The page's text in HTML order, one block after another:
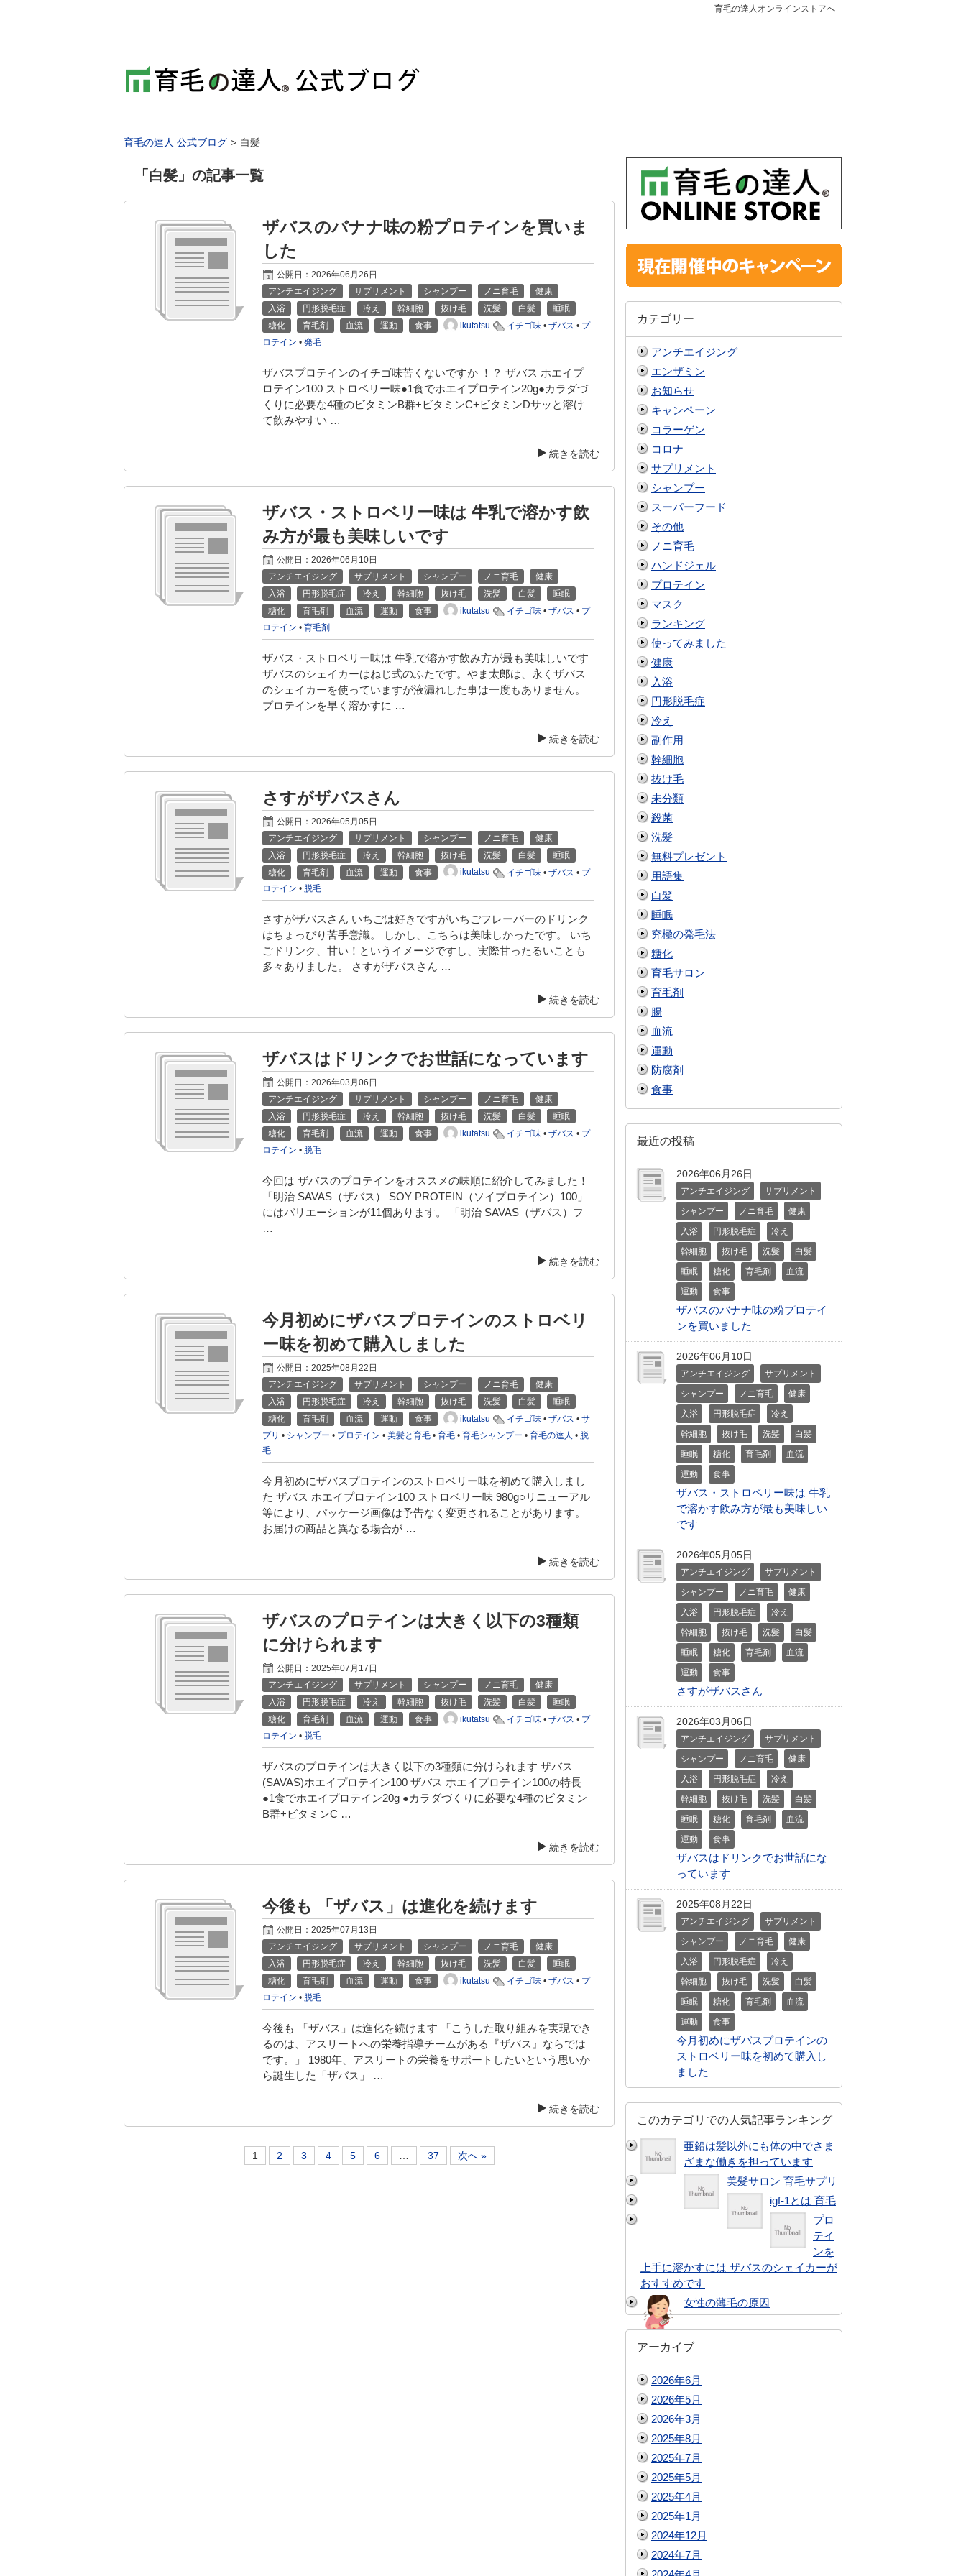
育毛の達人オンラインストアへ
育毛の達人 公式ブログ 白髪
「 白髪 」の記事一覧
ザバスのバナナ味の粉プロテインを買いま
した
公開日：2026年06月26日
アンチエイジング
サプリメント シャンプー ノニ育毛
健康
入浴
円形脱毛症 冷え 幹細胞 抜け毛 洗髪 白髪
睡眠
糖化
育毛剤 血流 運動 食事 ikutatsu イチゴ味 •ザバス • プ
ロテイン •発毛
ザバスプロテインのイチゴ味苦くないですか ！？ ザバス ホエイプ
ロテイン100 ストロベリー味●1食でホエイプロテイン20g●カラダづ
くりに必要な4種のビタミンB群+ビタミンC+ビタミンDサッと溶け
て飲みやすい …
続きを読む
ザバス・ストロベリー味は 牛乳で溶かす飲
み方が最も美味しいです
公開日：2026年06月10日
アンチエイジング
サプリメント シャンプー ノニ育毛
健康
入浴
円形脱毛症 冷え 幹細胞 抜け毛 洗髪 白髪
睡眠
糖化
育毛剤 血流 運動 食事 ikutatsu イチゴ味 •ザバス • プ
ロテイン •育毛剤
ザバス・ストロベリー味は 牛乳で溶かす飲み方が最も美味しいです
ザバスのシェイカーはねじ式のふたです。やま太郎は、永くザバス
のシェイカーを使っていますが液漏れした事は一度もありません。
プロテインを早く溶かすに …
続きを読む
さすがザバスさん
公開日：2026年05月05日
アンチエイジング
サプリメント シャンプー ノニ育毛
健康
入浴
円形脱毛症 冷え 幹細胞 抜け毛 洗髪 白髪
睡眠
糖化
育毛剤 血流 運動 食事 ikutatsu イチゴ味 •ザバス • プ
ロテイン • 脱毛
さすがザバスさん いちごは好きですがいちごフレーバーのドリンク
はちょっぴり苦手意識。 しかし、こちらは美味しかったです。 いち
ごドリンク、甘い！というイメージですし、実際甘ったるいことも
多々ありました。 さすがザバスさん …
続きを読む
ザバスはドリンクでお世話になっています
公開日：2026年03月06日
アンチエイジング
サプリメント シャンプー ノニ育毛
健康
入浴
円形脱毛症 冷え 幹細胞 抜け毛 洗髪 白髪
睡眠
糖化
育毛剤 血流 運動 食事 ikutatsu イチゴ味 •ザバス • プ
ロテイン • 脱毛
今回は ザバスのプロテインをオススメの味順に紹介してみました！
「明治 SAVAS（ザバス） SOY PROTEIN（ソイプロテイン）100」
にはバリエーションが11個あります。 「明治 SAVAS（ザバス）フ
…
続きを読む
今月初めにザバスプロテインのストロベリ
ー味を初めて購入しました
公開日：2025年08月22日
アンチエイジング
サプリメント シャンプー ノニ育毛
健康
入浴
円形脱毛症 冷え 幹細胞 抜け毛 洗髪 白髪
睡眠
糖化
育毛剤 血流 運動 食事 ikutatsu イチゴ味 •ザバス •サ
プリ • シャンプー • プロテイン •美髪と育毛 •育毛 •育毛シャンプー •育毛の達人 • 脱
毛
今月初めにザバスプロテインのストロベリー味を初めて購入しまし
た ザバス ホエイプロテイン100 ストロベリー味 980g○リニューアル
等により、パッケージ画像は予告なく変更されることがあります。
お届けの商品と異なる場合が …
続きを読む
ザバスのプロテインは大きく以下の3種類
に分けられます
公開日：2025年07月17日
アンチエイジング
サプリメント シャンプー ノニ育毛
健康
入浴
円形脱毛症 冷え 幹細胞 抜け毛 洗髪 白髪
睡眠
糖化
育毛剤 血流 運動 食事 ikutatsu イチゴ味 •ザバス • プ
ロテイン • 脱毛
ザバスのプロテインは大きく以下の3種類に分けられます ザバス
(SAVAS)ホエイプロテイン100 ザバス ホエイプロテイン100の特長
●1食でホエイプロテイン20g ●カラダづくりに必要な4種のビタミン
B群+ビタミンC …
続きを読む
今後も 「ザバス」は進化を続けます
公開日：2025年07月13日
アンチエイジング
サプリメント シャンプー ノニ育毛
健康
入浴
円形脱毛症 冷え 幹細胞 抜け毛 洗髪 白髪
睡眠
糖化
育毛剤 血流 運動 食事 ikutatsu イチゴ味 •ザバス • プ
ロテイン • 脱毛
今後も 「ザバス」は進化を続けます 「こうした取り組みを実現でき
るのは、アスリートへの栄養指導チームがある『ザバス』ならでは
です。」 1980年、アスリートの栄養をサポートしたいという思いか
ら誕生した「ザバス」 …
続きを読む
1 2 3 4 5 6 37 次へ »
カテゴリー
アンチエイジング
エンザミン
お知らせ
キャンペーン
コラーゲン
コロナ
サプリメント
シャンプー
スーパーフード
その他
ノニ育毛
ハンドジェル
プロテイン
マスク
ランキング
使ってみました
健康
入浴
円形脱毛症
冷え
副作用
幹細胞
抜け毛
未分類
殺菌
洗髪
無料プレゼント
用語集
白髪
睡眠
究極の発毛法
糖化
育毛サロン
育毛剤
腸
血流
運動
防腐剤
食事
最近の投稿
2026年06月26日
アンチエイジング
サプリメント
シャンプー
ノニ育毛
健康
入浴
円形脱毛症
冷え
幹細胞
抜け毛 洗髪
白髪
睡眠
糖化 育毛剤
血流
運動
食事
ザバスのバナナ味の粉プロテイ
ンを買いました
2026年06月10日
アンチエイジング
サプリメント
シャンプー
ノニ育毛
健康
入浴
円形脱毛症
冷え
幹細胞
抜け毛 洗髪
白髪
睡眠
糖化 育毛剤
血流
運動
食事
ザバス・ストロベリー味は 牛乳
で溶かす飲み方が最も美味しい
です
2026年05月05日
アンチエイジング
サプリメント
シャンプー
ノニ育毛
健康
入浴
円形脱毛症
冷え
幹細胞
抜け毛 洗髪
白髪
睡眠
糖化 育毛剤
血流
運動
食事
さすがザバスさん
2026年03月06日
アンチエイジング
サプリメント
シャンプー
ノニ育毛
健康
入浴
円形脱毛症
冷え
幹細胞
抜け毛 洗髪
白髪
睡眠
糖化 育毛剤
血流
運動
食事
ザバスはドリンクでお世話にな
っています
2025年08月22日
アンチエイジング
サプリメント
シャンプー
ノニ育毛
健康
入浴
円形脱毛症
冷え
幹細胞
抜け毛 洗髪
白髪
睡眠
糖化 育毛剤
血流
運動
食事
今月初めにザバスプロテインの
ストロベリー味を初めて購入し
ました
このカテゴリでの人気記事ランキング
亜鉛は髪以外にも体の中でさま
ざまな働きを担っています
美髪サロン 育毛サプリ
igf-1とは 育毛
プロ
テイ
ンを
上手に溶かすには ザバスのシェイカーが
おすすめです
女性の薄毛の原因
アーカイブ
2026年6月
2026年5月
2026年3月
2025年8月
2025年7月
2025年5月
2025年4月
2025年1月
2024年12月
2024年7月